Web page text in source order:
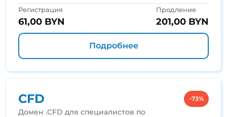
Регистрация
61,00 BYN
Продление
201,00 BYN
Подробнее
CFD -73%
Домен .CFD для специалистов по